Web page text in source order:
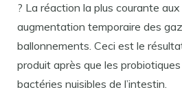
? La réaction la plus courante
augmentation temporaire des
ballonnements. Ceci est le
produit après que les
bactéries nuisibles de l’intestin.